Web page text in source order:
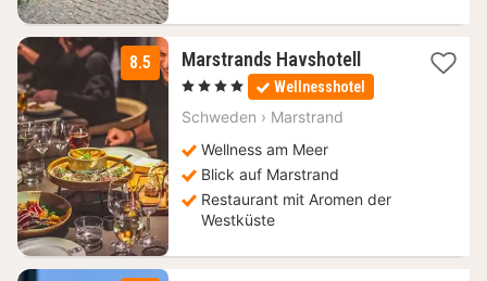
8.5 Marstrands Havshotell 3
Nächte
ab
, 4 Sterne Wellnesshotel
Schweden › Marstrand
Wellness am Meer
Blick auf Marstrand
Restaurant mit Aromen der
Westküste